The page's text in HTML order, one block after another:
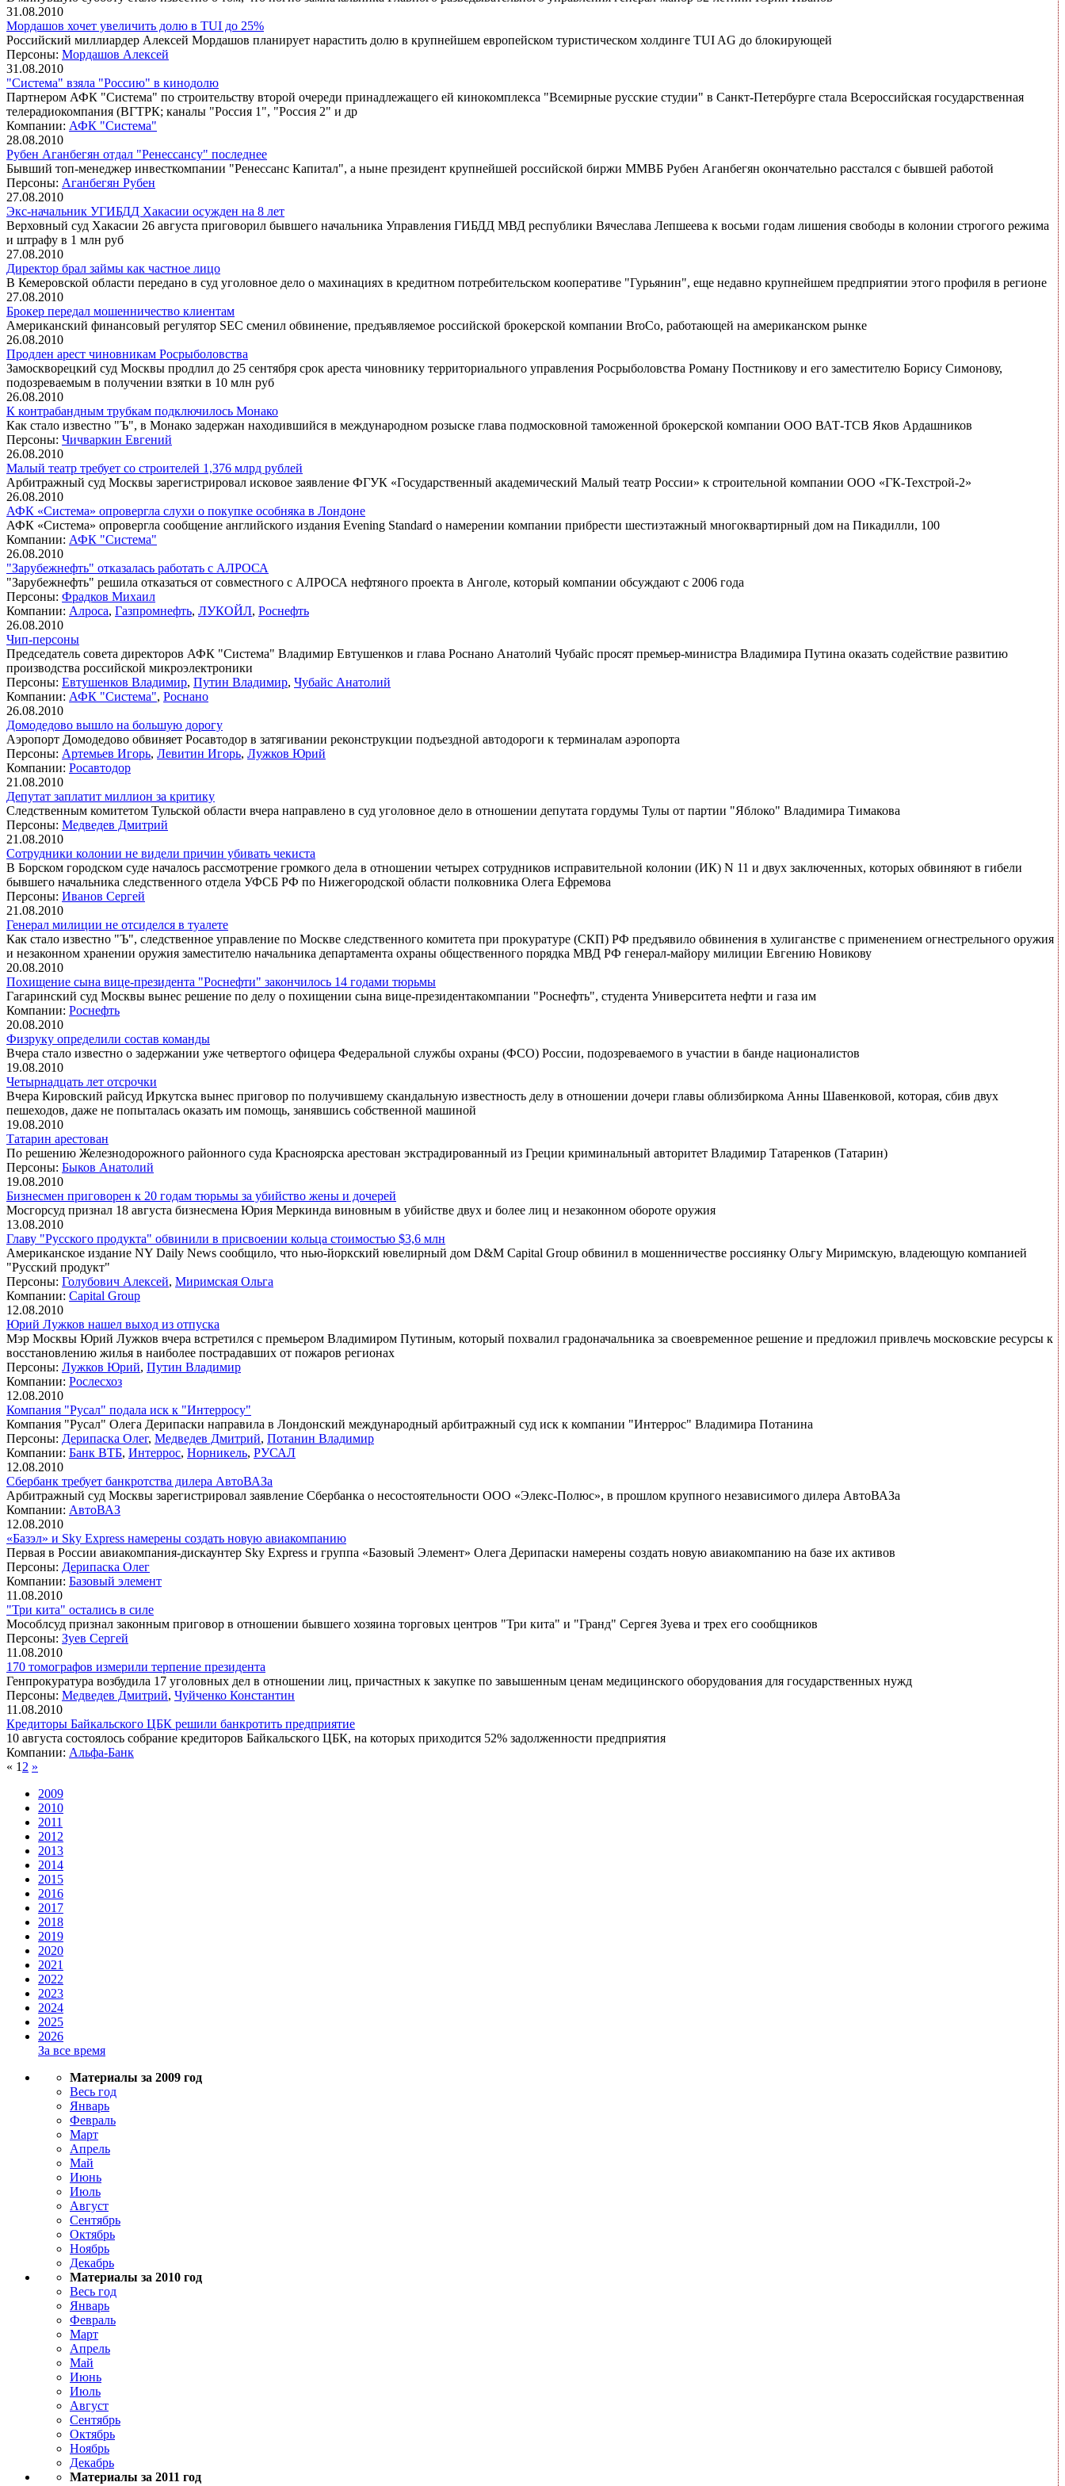
31.08.2010
Мордашов хочет увеличить долю в TUI до 25%
Российский миллиардер Алексей Мордашов планирует нарастить долю в крупнейшем европейском туристическом холдинге TUI AG до блокирующей
Персоны: Мордашов Алексей
31.08.2010
"Система" взяла "Россию" в кинодолю
Партнером АФК "Система" по строительству второй очереди принадлежащего ей кинокомплекса "Всемирные русские студии" в Санкт-Петербурге стала Всероссийская государственная
телерадиокомпания (ВГТРК; каналы "Россия 1", "Россия 2" и др
Компании: АФК "Система"
28.08.2010
Рубен Аганбегян отдал "Ренессансу" последнее
Бывший топ-менеджер инвесткомпании "Ренессанс Капитал", а ныне президент крупнейшей российской биржи ММВБ Рубен Аганбегян окончательно расстался с бывшей работой
Персоны: Аганбегян Рубен
27.08.2010
Экс-начальник УГИБДД Хакасии осужден на 8 лет
Верховный суд Хакасии 26 августа приговорил бывшего начальника Управления ГИБДД МВД республики Вячеслава Лепшеева к восьми годам лишения свободы в колонии строгого режима
и штрафу в 1 млн руб
27.08.2010
Директор брал займы как частное лицо
В Кемеровской области передано в суд уголовное дело о махинациях в кредитном потребительском кооперативе "Гурьянин", еще недавно крупнейшем предприятии этого профиля в регионе
27.08.2010
Брокер передал мошенничество клиентам
Американский финансовый регулятор SEC сменил обвинение, предъявляемое российской брокерской компании BroCo, работающей на американском рынке
26.08.2010
Продлен арест чиновникам Росрыболовства
Замоскворецкий суд Москвы продлил до 25 сентября срок ареста чиновнику территориального управления Росрыболовства Роману Постникову и его заместителю Борису Симонову,
подозреваемым в получении взятки в 10 млн руб
26.08.2010
К контрабандным трубкам подключилось Монако
Как стало известно "Ъ", в Монако задержан находившийся в международном розыске глава подмосковной таможенной брокерской компании ООО ВАТ-ТСВ Яков Ардашников
Персоны: Чичваркин Евгений
26.08.2010
Малый театр требует со строителей 1,376 млрд рублей
Арбитражный суд Москвы зарегистрировал исковое заявление ФГУК «Государственный академический Малый театр России» к строительной компании ООО «ГК-Техстрой-2»
26.08.2010
АФК «Система» опровергла слухи о покупке особняка в Лондоне
АФК «Система» опровергла сообщение английского издания Evening Standard о намерении компании прибрести шестиэтажный многоквартирный дом на Пикадилли, 100
Компании: АФК "Система"
26.08.2010
"Зарубежнефть" отказалась работать с АЛРОСА
"Зарубежнефть" решила отказаться от совместного с АЛРОСА нефтяного проекта в Анголе, который компании обсуждают с 2006 года
Персоны: Фрадков Михаил
Компании: Алроса, Газпромнефть, ЛУКОЙЛ, Роснефть
26.08.2010
Чип-персоны
Председатель совета директоров АФК "Система" Владимир Евтушенков и глава Роснано Анатолий Чубайс просят премьер-министра Владимира Путина оказать содействие развитию
производства российской микроэлектроники
Персоны: Евтушенков Владимир, Путин Владимир, Чубайс Анатолий
Компании: АФК "Система", Роснано
26.08.2010
Домодедово вышло на большую дорогу
Аэропорт Домодедово обвиняет Росавтодор в затягивании реконструкции подъездной автодороги к терминалам аэропорта
Персоны: Артемьев Игорь, Левитин Игорь, Лужков Юрий
Компании: Росавтодор
21.08.2010
Депутат заплатит миллион за критику
Следственным комитетом Тульской области вчера направлено в суд уголовное дело в отношении депутата гордумы Тулы от партии "Яблоко" Владимира Тимакова
Персоны: Медведев Дмитрий
21.08.2010
Сотрудники колонии не видели причин убивать чекиста
В Борском городском суде началось рассмотрение громкого дела в отношении четырех сотрудников исправительной колонии (ИК) N 11 и двух заключенных, которых обвиняют в гибели
бывшего начальника следственного отдела УФСБ РФ по Нижегородской области полковника Олега Ефремова
Персоны: Иванов Сергей
21.08.2010
Генерал милиции не отсиделся в туалете
Как стало известно "Ъ", следственное управление по Москве следственного комитета при прокуратуре (СКП) РФ предъявило обвинения в хулиганстве с применением огнестрельного оружия
и незаконном хранении оружия заместителю начальника департамента охраны общественного порядка МВД РФ генерал-майору милиции Евгению Новикову
20.08.2010
Похищение сына вице-президента "Роснефти" закончилось 14 годами тюрьмы
Гагаринский суд Москвы вынес решение по делу о похищении сына вице-президентакомпании "Роснефть", студента Университета нефти и газа им
Компании: Роснефть
20.08.2010
Физруку определили состав команды
Вчера стало известно о задержании уже четвертого офицера Федеральной службы охраны (ФСО) России, подозреваемого в участии в банде националистов
19.08.2010
Четырнадцать лет отсрочки
Вчера Кировский райсуд Иркутска вынес приговор по получившему скандальную известность делу в отношении дочери главы облизбиркома Анны Шавенковой, которая, сбив двух
пешеходов, даже не попыталась оказать им помощь, занявшись собственной машиной
19.08.2010
Татарин арестован
По решению Железнодорожного районного суда Красноярска арестован экстрадированный из Греции криминальный авторитет Владимир Татаренков (Татарин)
Персоны: Быков Анатолий
19.08.2010
Бизнесмен приговорен к 20 годам тюрьмы за убийство жены и дочерей
Мосгорсуд признал 18 августа бизнесмена Юрия Меркинда виновным в убийстве двух и более лиц и незаконном обороте оружия
13.08.2010
Главу "Русского продукта" обвинили в присвоении кольца стоимостью $3,6 млн
Американское издание NY Daily News сообщило, что нью-йоркский ювелирный дом D&M Capital Group обвинил в мошенничестве россиянку Ольгу Миримскую, владеющую компанией
"Русский продукт"
Персоны: Голубович Алексей, Миримская Ольга
Компании: Capital Group
12.08.2010
Юрий Лужков нашел выход из отпуска
Мэр Москвы Юрий Лужков вчера встретился с премьером Владимиром Путиным, который похвалил градоначальника за своевременное решение и предложил привлечь московские ресурсы к
восстановлению жилья в наиболее пострадавших от пожаров регионах
Персоны: Лужков Юрий, Путин Владимир
Компании: Рослесхоз
12.08.2010
Компания "Русал" подала иск к "Интерросу"
Компания "Русал" Олега Дерипаски направила в Лондонский международный арбитражный суд иск к компании "Интеррос" Владимира Потанина
Персоны: Дерипаска Олег, Медведев Дмитрий, Потанин Владимир
Компании: Банк ВТБ, Интеррос, Норникель, РУСАЛ
12.08.2010
Сбербанк требует банкротства дилера АвтоВАЗа
Арбитражный суд Москвы зарегистрировал заявление Сбербанка о несостоятельности ООО «Элекс-Полюс», в прошлом крупного независимого дилера АвтоВАЗа
Компании: АвтоВАЗ
12.08.2010
«Базэл» и Sky Express намерены создать новую авиакомпанию
Первая в России авиакомпания-дискаунтер Sky Express и группа «Базовый Элемент» Олега Дерипаски намерены создать новую авиакомпанию на базе их активов
Персоны: Дерипаска Олег
Компании: Базовый элемент
11.08.2010
"Три кита" остались в силе
Мособлсуд признал законным приговор в отношении бывшего хозяина торговых центров "Три кита" и "Гранд" Сергея Зуева и трех его сообщников
Персоны: Зуев Сергей
11.08.2010
170 томографов измерили терпение президента
Генпрокуратура возбудила 17 уголовных дел в отношении лиц, причастных к закупке по завышенным ценам медицинского оборудования для государственных нужд
Персоны: Медведев Дмитрий, Чуйченко Константин
11.08.2010
Кредиторы Байкальского ЦБК решили банкротить предприятие
10 августа состоялось собрание кредиторов Байкальского ЦБК, на которых приходится 52% задолженности предприятия
Компании: Альфа-Банк
« 1 2 »
2009
2010
2011
2012
2013
2014
2015
2016
2017
2018
2019
2020
2021
2022
2023
2024
2025
2026
За все время
Материалы за 2009 год
Весь год
Январь
Февраль
Март
Апрель
Май
Июнь
Июль
Август
Сентябрь
Октябрь
Ноябрь
Декабрь
Материалы за 2010 год
Весь год
Январь
Февраль
Март
Апрель
Май
Июнь
Июль
Август
Сентябрь
Октябрь
Ноябрь
Декабрь
Материалы за 2011 год